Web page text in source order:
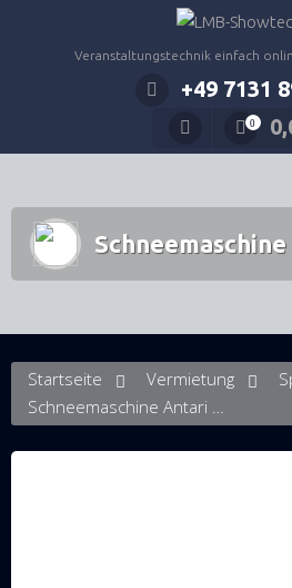
Veranstaltungstechnik einfach
+49 7131
0
Startseite Vermietung
Schneemaschine Antari SW-300